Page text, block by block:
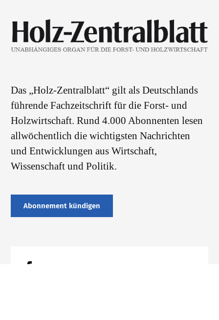
Das „Holz-Zentralblatt“ gilt als Deutschlands
führende Fachzeitschrift für die Forst- und
Holzwirtschaft. Rund 4.000 Abonnenten lesen
allwöchentlich die wichtigsten Nachrichten
und Entwicklungen aus Wirtschaft,
Wissenschaft und Politik.
Abonnement kündigen